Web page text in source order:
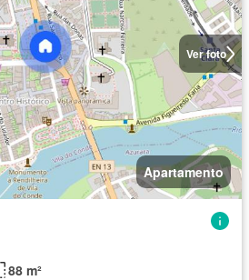
Ver foto
Apartamento
88 m²